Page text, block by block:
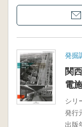
発掘
関
電
シリ
発行
出版